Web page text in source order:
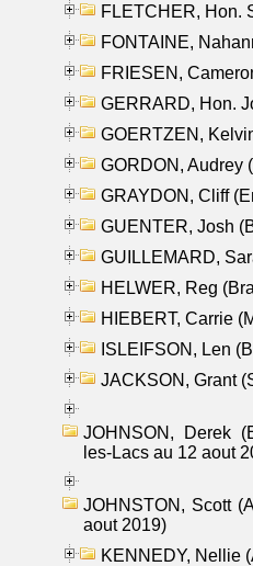
FLETCHER, Hon.
FONTAINE,
FRIESEN,
GERRARD, Hon.
GOERTZEN,
GORDON, Audrey
GRAYDON, Cliff
GUENTER, Josh
GUILLEMARD,
HELWER, Reg
HIEBERT, Carrie
ISLEIFSON, Len
JACKSON, Grant
JOHNSON, Derek
les-Lacs au 12 aout
JOHNSTON, Scott
aout 2019)
KENNEDY, Nellie